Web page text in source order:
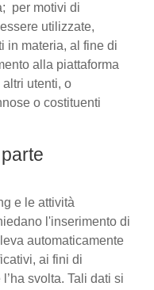
per motivi di
utilizzate,
in materia, al fine di
alla piattaforma
utenti, o
o costituenti
e le attività
l'inserimento di
automaticamente
ai fini di
svolta. Tali dati si